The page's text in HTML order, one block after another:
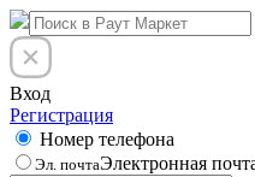
Вход
Регистрация
Номер телефона
Эл. почтаЭлектронная